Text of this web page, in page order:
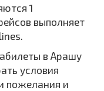
1
выполняет
в Арашу
условия
пожелания и